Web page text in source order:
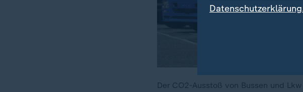
Der CO2-Ausstoß von Bussen und